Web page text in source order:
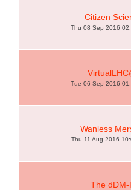
Citizen
Thu 08 Sep 2016
Tue 06 Sep 2016
Wanless
Thu 11 Aug 2016
The dDM-